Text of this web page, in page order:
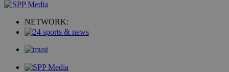
NETWORK:
Τα απολύτως απαραίτητα cookies επιτρέπουν
βασικές λειτουργίες του ιστότοπου, όπως τη
Ο ιστότοπος δεν μπορεί να χρησιμοποιηθεί σωστά